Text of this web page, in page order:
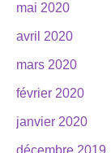
mai 2020
avril 2020
mars 2020
février 2020
janvier 2020